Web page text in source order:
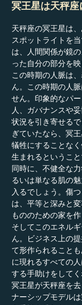
冥王星は天秤座
天秤座の冥王星は
スポットライトを
は、人間関係が鏡
った自分の部分を
この時期の人脈は
ん。この時期の人
せん。印象的なパ
人、ガバナンスや
状況を引き寄せる
ぎていたなら、冥
犠牲にすることな
生まれるということ
同時に、不健全な
るいは単なる肌の
入るでしょう。傷
は、平等と深みと
もののための家を作
そしてこのエネル
ん。ビジネス上の
て形作られること
に現れるすべての
する手助けをしてく
冥王星が天秤座を
ナーシップモデル